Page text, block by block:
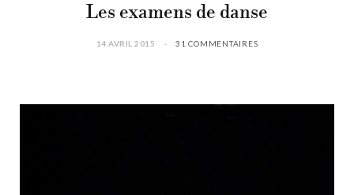
Les examens de danse
14 AVRIL 2015 31 COMMENTAIRES